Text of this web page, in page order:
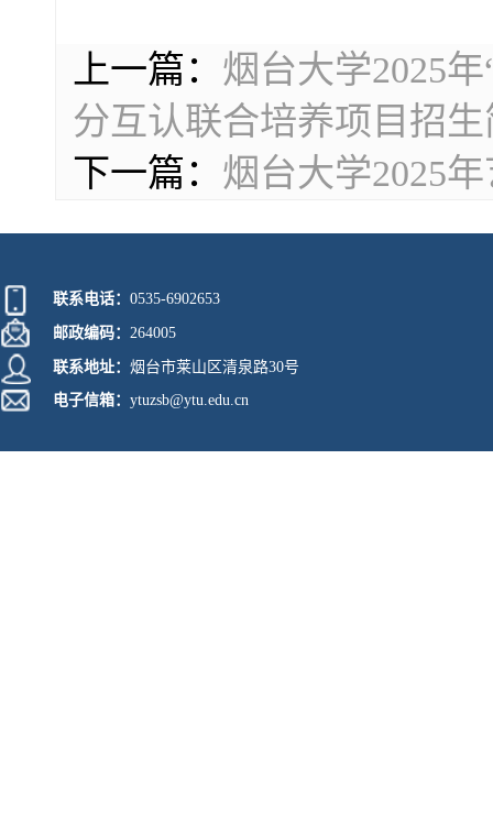
上一篇： 烟台大学2025
分互认联合培养项目招
下一篇： 烟台大学2025
联系电话： 0535-6902653
邮政编码： 264005
联系地址： 烟台市莱山区清泉路30号
电子信箱： ytuzsb@ytu.edu.cn